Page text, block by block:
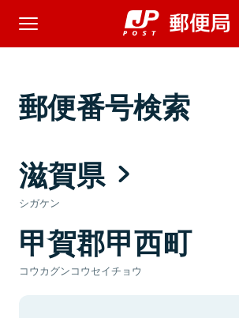
郵便番号検索
滋賀県
シガケン
甲賀郡甲西町
コウカグンコウセイチョウ